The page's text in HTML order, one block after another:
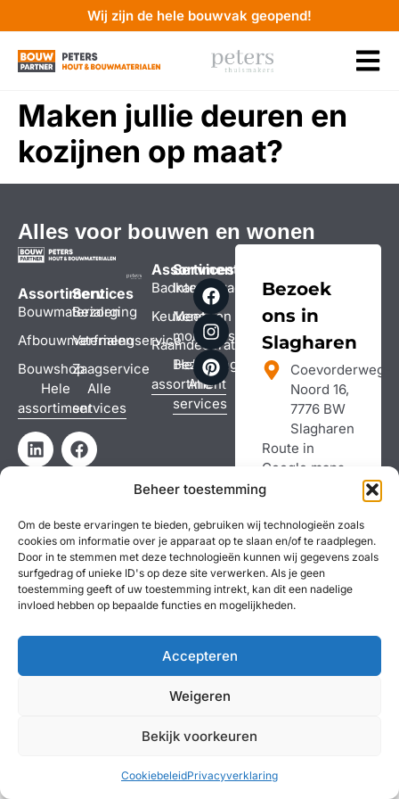
Beheer toestemming
Om de beste ervaringen te bieden, gebruiken wij technologieën zoals
cookies om informatie over je apparaat op te slaan en/of te raadplegen.
Door in te stemmen met deze technologieën kunnen wij gegevens zoals
surfgedrag of unieke ID's op deze site verwerken. Als je geen
toestemming geeft of uw toestemming intrekt, kan dit een nadelige
invloed hebben op bepaalde functies en mogelijkheden.
Accepteren
Weigeren
Bekijk voorkeuren
CookiebeleidPrivacyverklaring
Wij zijn de hele bouwvak geopend!
Maken jullie deuren en
kozijnen op maat?
Alles voor bouwen en wonen
Assortiment
Bouwmaterialen
Afbouwmaterialen
Bouwshop
Hele
assortiment
Services
Bezorging
Verfmengservice
Zaagservice
Alle
services
Assortiment
Badkamers
Keukens
Raamdecoratie
Hele
assortiment
Services
Interieuradvies
Meet- en
montageservice
Bezorging
Alle
services
Bezoek
ons in
Slagharen
Coevorderweg-
Noord 16,
7776 BW
Slagharen
Route in
Google maps
Bel: 0523 681
Copyright ©
2026
Gerealiseerd
Algemene voorwaardenRuilen & Retourneren